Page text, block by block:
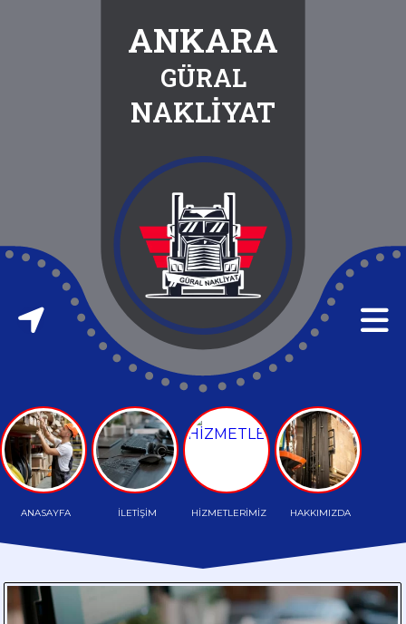
HİZMETLERİMİZ
FABRİKA
TAŞIMA
TAŞIMA
HAFRİYAT
TAŞIMA
TAŞIMA
HAMMADDE
ANKARA
GÜRAL
NAKLİYAT
ANASAYFA İLETİŞİM HİZMETLERİMİZ HAKKIMIZDA